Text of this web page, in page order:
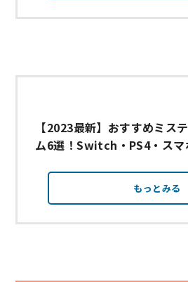
【2023最新】おすすめミス
ム6選！Switch・PS4・スマ
もっとみる